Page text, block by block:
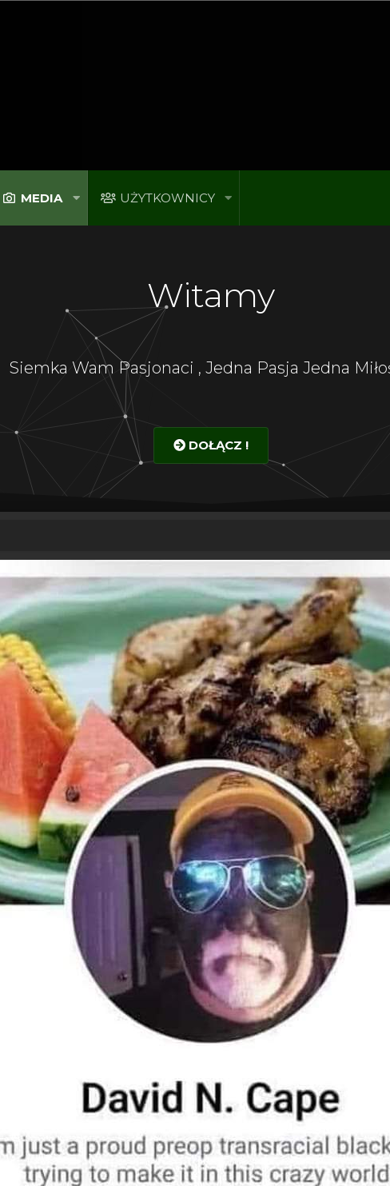
MEDIA UŻYTKOWNICY
Witamy
Siemka Wam Pasjonaci , Jedna Pasja Jedna
DOŁĄCZ !